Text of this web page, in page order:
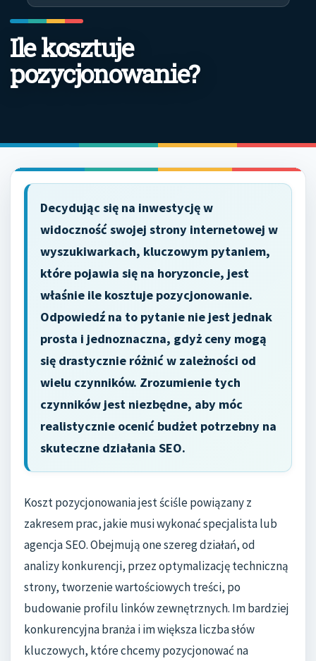
Ile kosztuje
pozycjonowanie?
Decydując się na inwestycję w
widoczność swojej strony internetowej w
wyszukiwarkach, kluczowym pytaniem,
które pojawia się na horyzoncie, jest
właśnie ile kosztuje pozycjonowanie.
Odpowiedź na to pytanie nie jest jednak
prosta i jednoznaczna, gdyż ceny mogą
się drastycznie różnić w zależności od
wielu czynników. Zrozumienie tych
czynników jest niezbędne, aby móc
realistycznie ocenić budżet potrzebny na
skuteczne działania SEO.
Koszt pozycjonowania jest ściśle powiązany z
zakresem prac, jakie musi wykonać specjalista lub
agencja SEO. Obejmują one szereg działań, od
analizy konkurencji, przez optymalizację techniczną
strony, tworzenie wartościowych treści, po
budowanie profilu linków zewnętrznych. Im bardziej
konkurencyjna branża i im większa liczba słów
kluczowych, które chcemy pozycjonować na